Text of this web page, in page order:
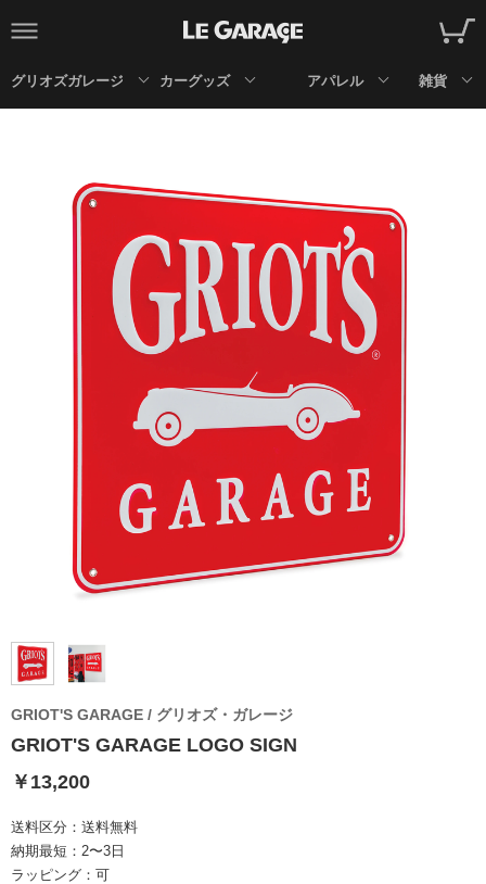
グリオズガレージ カーグッズ アパレル 雑貨
GRIOT'S GARAGE / グリオズ・ガレージ
GRIOT'S GARAGE LOGO SIGN
￥13,200
送料区分： 送料無料
納期最短： 2〜3日
ラッピング： 可